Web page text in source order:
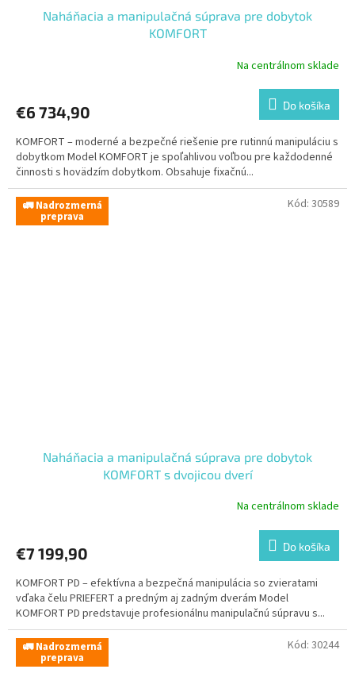
Naháňacia a manipulačná súprava pre dobytok
KOMFORT
Na centrálnom sklade
€6 734,90 Do košíka
KOMFORT – moderné a bezpečné riešenie pre rutinnú manipuláciu s
dobytkom Model KOMFORT je spoľahlivou voľbou pre každodenné
činnosti s hovädzím dobytkom. Obsahuje fixačnú...
🚛 Nadrozmerná
preprava
Naháňacia a manipulačná súprava pre dobytok
KOMFORT s dvojicou dverí
Na centrálnom sklade
€7 199,90 Do košíka
KOMFORT PD – efektívna a bezpečná manipulácia so zvieratami
vďaka čelu PRIEFERT a predným aj zadným dverám Model
KOMFORT PD predstavuje profesionálnu manipulačnú súpravu s...
Kód: 30589
🚛 Nadrozmerná
preprava
Kód: 30244